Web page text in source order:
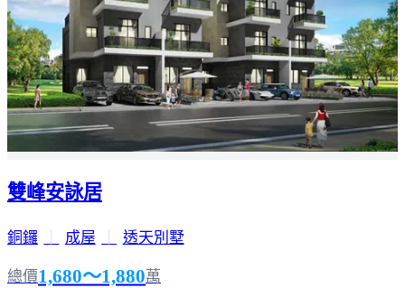
雙峰安詠居
銅鑼 成屋 透天別墅
總價1,680～1,880萬